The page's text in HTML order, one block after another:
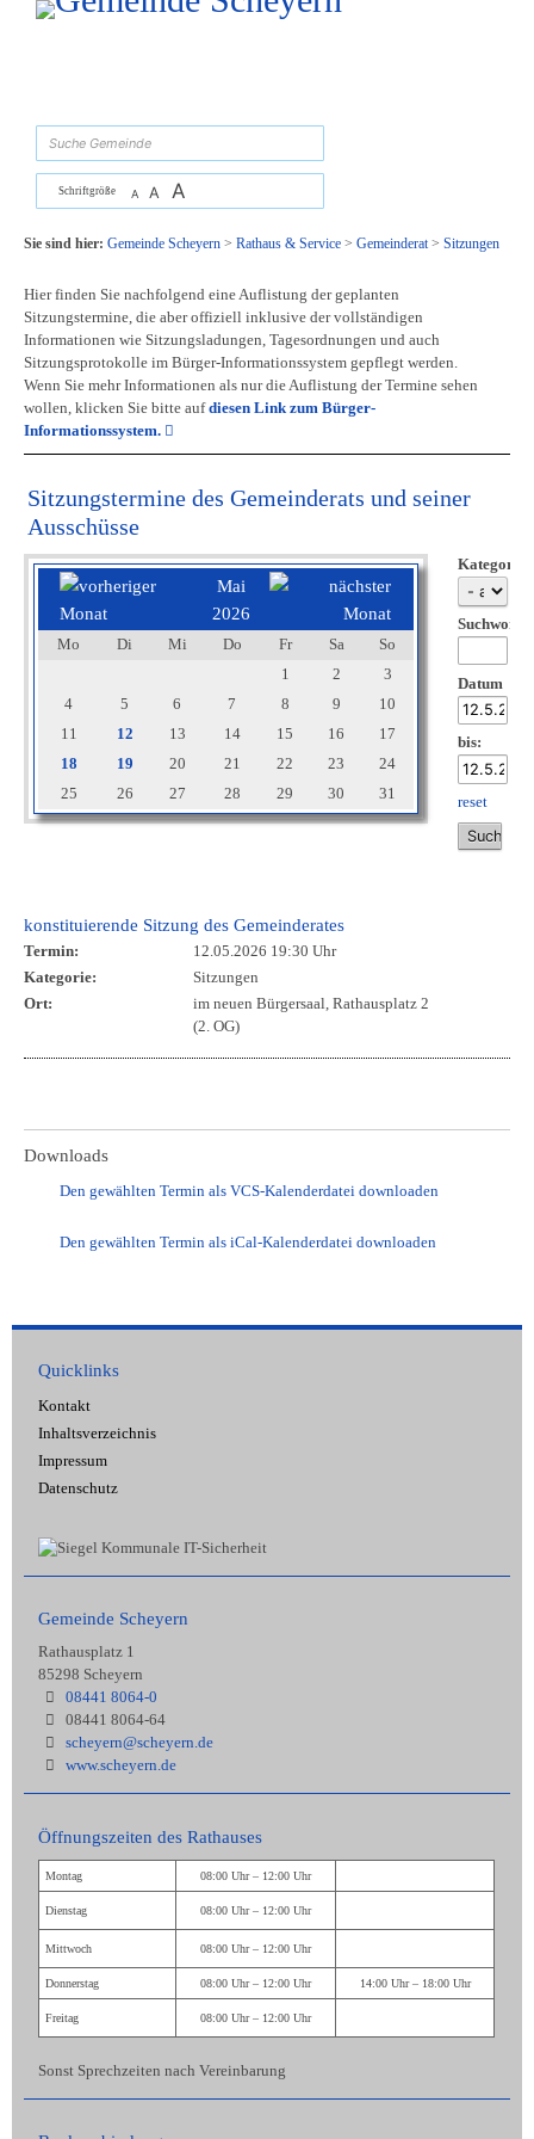
Zum Inhalt, zur Navigationoder zur Startseite springen.
Schriftgröße A A A
Sie sind hier: Gemeinde Scheyern> Rathaus & Service> Gemeinderat> Sitzungen
Hier finden Sie nachfolgend eine Auflistung der geplanten
Sitzungstermine, die aber offiziell inklusive der vollständigen
Informationen wie Sitzungsladungen, Tagesordnungen und auch
Sitzungsprotokolle im Bürger-Informationssystem gepflegt werden.
Wenn Sie mehr Informationen als nur die Auflistung der Termine sehen
wollen, klicken Sie bitte aufdiesen Link zum Bürger-
Informationssystem.
Sitzungstermine des Gemeinderats und seiner
Ausschüsse
Mai
2026
Mo Di Mi Do Fr Sa
So
1
2
3
4
5 6 7 8 9
10
11
12 13 14 15 16
17
18
19 20 21 22 23
24
25
26 27 28 29 30 31
Kategorie
Suchwort
Datum
bis:
reset
konstituierende Sitzung des Gemeinderates
Termin:
12.05.2026 19:30 Uhr
Kategorie:
Sitzungen
Ort:
im neuen Bürgersaal, Rathausplatz 2
(2. OG)
Downloads
Den gewählten Termin als VCS-Kalenderdatei downloaden
Den gewählten Termin als iCal-Kalenderdatei downloaden
Quicklinks
Kontakt
Inhaltsverzeichnis
Impressum
Datenschutz
Gemeinde Scheyern
Rathausplatz 1
85298 Scheyern
08441 8064-0
08441 8064-64
scheyern@scheyern.de
www.scheyern.de
Öffnungszeiten des Rathauses
Montag 08:00 Uhr – 12:00 Uhr
Dienstag 08:00 Uhr – 12:00 Uhr
Mittwoch 08:00 Uhr – 12:00 Uhr
Donnerstag 08:00 Uhr – 12:00 Uhr 14:00 Uhr – 18:00 Uhr
Freitag 08:00 Uhr – 12:00 Uhr
Sonst Sprechzeiten nach Vereinbarung